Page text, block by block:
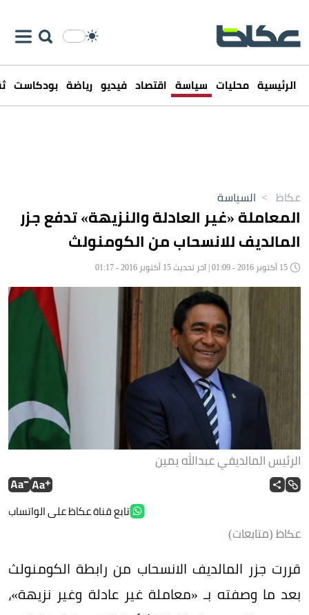
الرئيسية محليات سياسة اقتصاد فيديو رياضة بودكاست
عكاظ > السياسة
المعاملة «غير العادلة والنزيهة» تدفع جزر
المالديف للانسحاب من الكومنولث
الرئيس المالديفي عبدالله يمين
تابع قناة عكاظ على الواتساب
عكاظ (متابعات)
قررت جزر المالديف الانسحاب من رابطة الكومنولث
بعد ما وصفته بـ «معاملة غير عادلة وغير نزيهة»،